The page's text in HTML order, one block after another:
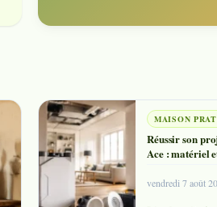
MAISON
Réussir son
Ace : matériel
vendredi 7 août